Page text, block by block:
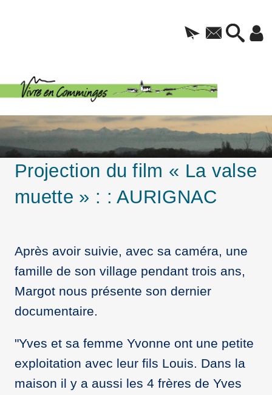
Projection du film « La valse
muette » : : AURIGNAC
Après avoir suivie, avec sa caméra, une
famille de son village pendant trois ans,
Margot nous présente son dernier
documentaire.
"Yves et sa femme Yvonne ont une petite
exploitation avec leur fils Louis. Dans la
maison il y a aussi les 4 frères de Yves